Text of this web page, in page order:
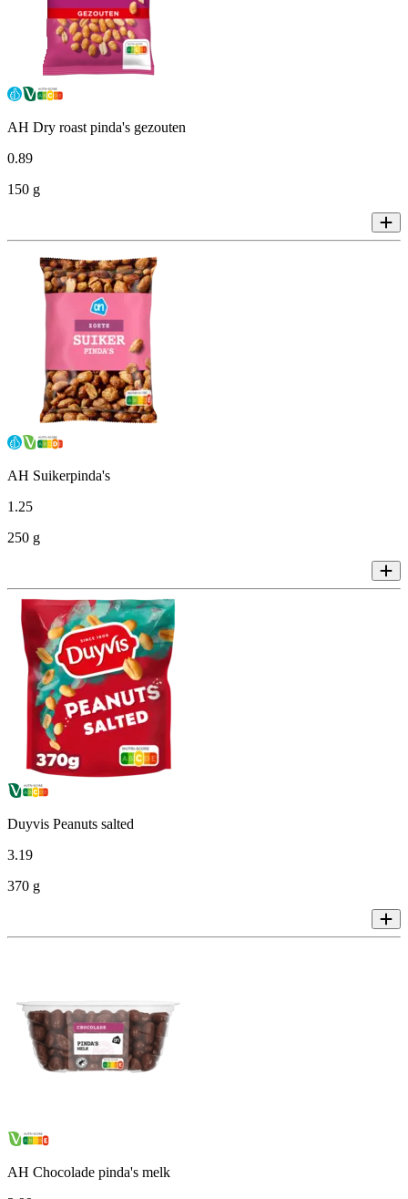
AH Dry roast pinda's gezouten
0.89
150 g
AH Suikerpinda's
1.25
250 g
Duyvis Peanuts salted
3.19
370 g
AH Chocolade pinda's melk